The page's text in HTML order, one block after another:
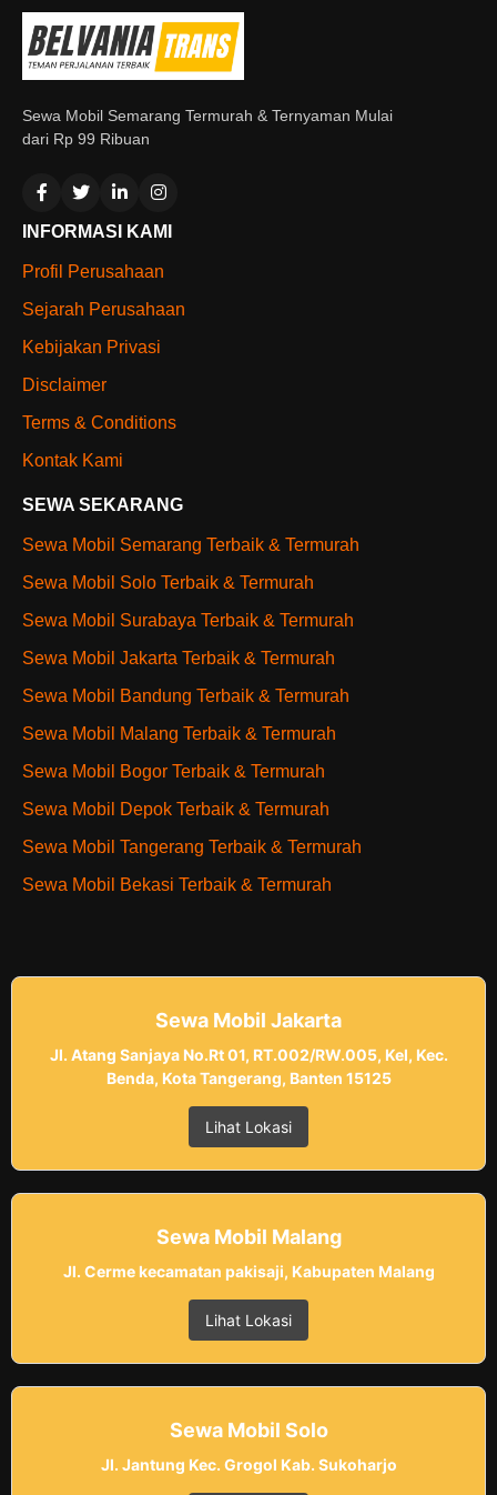
Sewa Mobil Semarang Termurah & Ternyaman Mulai
dari Rp 99 Ribuan
INFORMASI KAMI
Profil Perusahaan
Sejarah Perusahaan
Kebijakan Privasi
Disclaimer
Terms & Conditions
Kontak Kami
SEWA SEKARANG
Sewa Mobil Semarang Terbaik & Termurah
Sewa Mobil Solo Terbaik & Termurah
Sewa Mobil Surabaya Terbaik & Termurah
Sewa Mobil Jakarta Terbaik & Termurah
Sewa Mobil Bandung Terbaik & Termurah
Sewa Mobil Malang Terbaik & Termurah
Sewa Mobil Bogor Terbaik & Termurah
Sewa Mobil Depok Terbaik & Termurah
Sewa Mobil Tangerang Terbaik & Termurah
Sewa Mobil Bekasi Terbaik & Termurah
Sewa Mobil Jakarta
Jl. Atang Sanjaya No.Rt 01, RT.002/RW.005, Kel, Kec.
Benda, Kota Tangerang, Banten 15125
Lihat Lokasi
Sewa Mobil Malang
Jl. Cerme kecamatan pakisaji, Kabupaten Malang
Lihat Lokasi
Sewa Mobil Solo
Jl. Jantung Kec. Grogol Kab. Sukoharjo